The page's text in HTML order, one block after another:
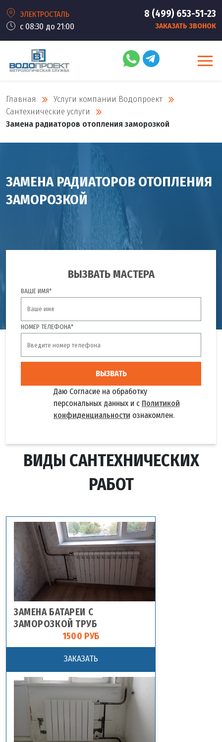
ЭЛЕКТРОСТАЛЬ
с 08:30 до 21:00
8 (499) 653-51-23
ЗАКАЗАТЬ ЗВОНОК
Главная
Услуги компании Водопроект
Сантехнические услуги
Замена радиаторов отопления заморозкой
ЗАМЕНА РАДИАТОРОВ ОТОПЛЕНИЯ
ЗАМОРОЗКОЙ
ВЫЗВАТЬ МАСТЕРА
ВАШЕ ИМЯ*
НОМЕР ТЕЛЕФОНА*
ВЫЗВАТЬ
Даю Согласие на обработку
персональных данных и с Политикой
конфиденциальности ознакомлен.
ВИДЫ САНТЕХНИЧЕСКИХ
РАБОТ
ЗАМЕНА БАТАРЕИ С
ЗАМОРОЗКОЙ ТРУБ
1500 РУБ
ЗАКАЗАТЬ